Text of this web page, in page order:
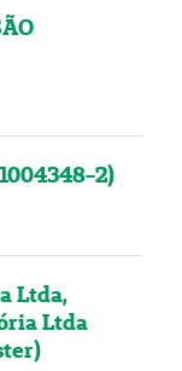
2)
Ltda,
Ltda